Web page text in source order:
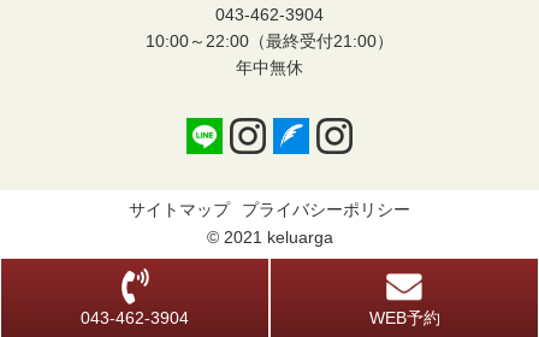
043-462-3904
10:00～22:00（最終受付21:00）
年中無休
サイトマップ
プライバシーポリシー
© 2021 keluarga
043-462-3904 WEB予約